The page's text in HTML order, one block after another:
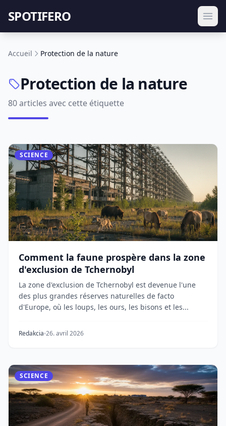
SPOTIFERO
Accueil Protection de la nature
Protection de la nature
80 articles avec cette étiquette
SCIENCE
Comment la faune prospère dans la zone
d'exclusion de Tchernobyl
La zone d'exclusion de Tchernobyl est devenue l'une
des plus grandes réserves naturelles de facto
d'Europe, où les loups, les ours, les bisons et les...
Redakcia 26. avril 2026
SCIENCE